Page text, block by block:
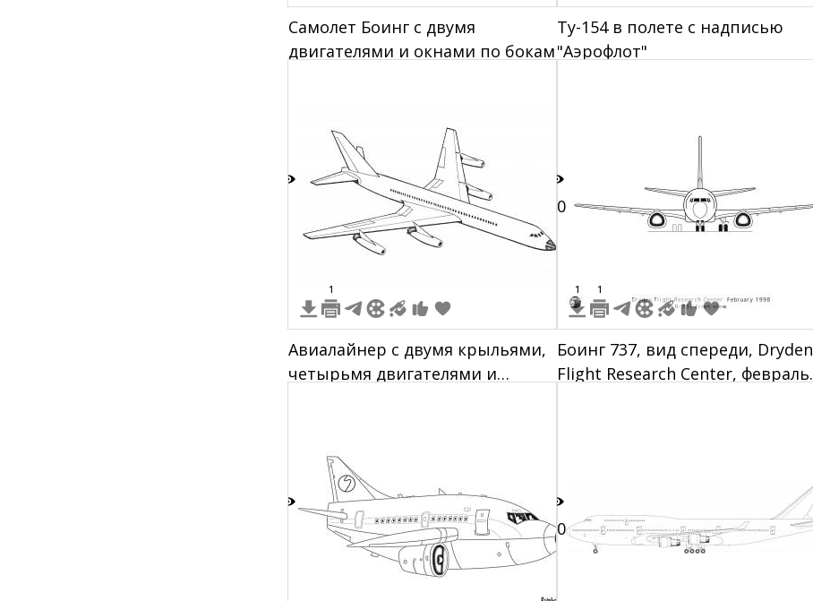
Самолет Боинг с двумя
двигателями и окнами по бокам
Ту-154 в полете с надписью
"Аэрофлот"
1
Авиалайнер с двумя крыльями,
четырьмя двигателями и
10
1 1
Боинг 737, вид спереди, Dryden
Flight Research Center, февраль
10